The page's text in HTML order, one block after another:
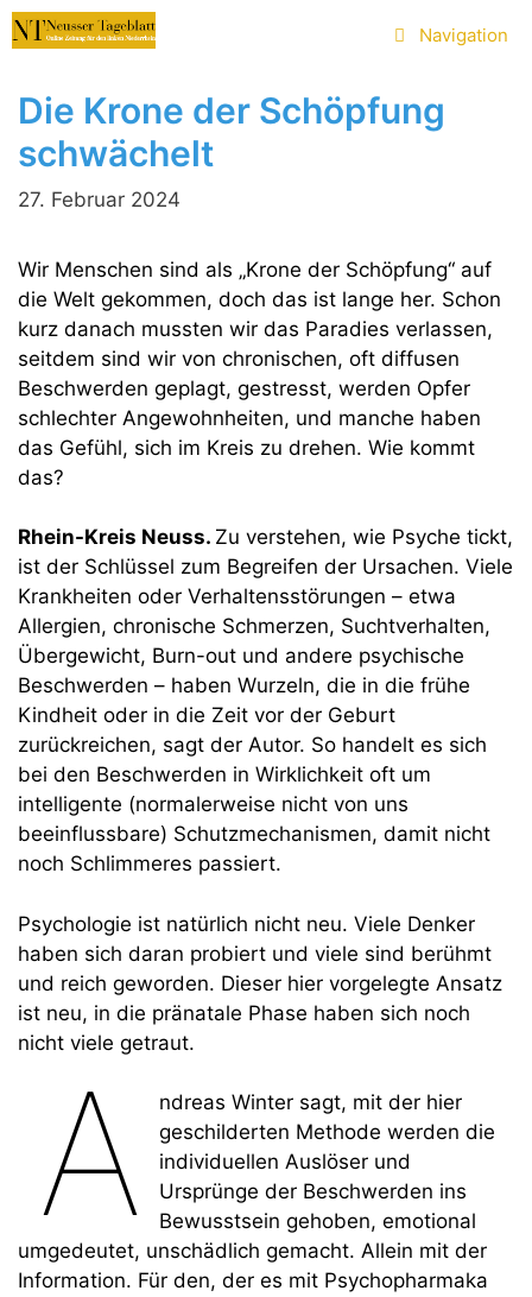
Zum
Inhalt
Navigation
Die Krone der Schöpfung
schwächelt
27. Februar 2024
Wir Menschen sind als „Krone der Schöpfung“ auf
die Welt gekommen, doch das ist lange her. Schon
kurz danach mussten wir das Paradies verlassen,
seitdem sind wir von chronischen, oft diffusen
Beschwerden geplagt, gestresst, werden Opfer
schlechter Angewohnheiten, und manche haben
das Gefühl, sich im Kreis zu drehen. Wie kommt
das?
Rhein-Kreis Neuss. Zu verstehen, wie Psyche tickt,
ist der Schlüssel zum Begreifen der Ursachen. Viele
Krankheiten oder Verhaltensstörungen – etwa
Allergien, chronische Schmerzen, Suchtverhalten,
Übergewicht, Burn-out und andere psychische
Beschwerden – haben Wurzeln, die in die frühe
Kindheit oder in die Zeit vor der Geburt
zurückreichen, sagt der Autor. So handelt es sich
bei den Beschwerden in Wirklichkeit oft um
intelligente (normalerweise nicht von uns
beeinflussbare) Schutzmechanismen, damit nicht
noch Schlimmeres passiert.
Psychologie ist natürlich nicht neu. Viele Denker
haben sich daran probiert und viele sind berühmt
und reich geworden. Dieser hier vorgelegte Ansatz
ist neu, in die pränatale Phase haben sich noch
nicht viele getraut.
A
ndreas Winter sagt, mit der hier
geschilderten Methode werden die
individuellen Auslöser und
Ursprünge der Beschwerden ins
Bewusstsein gehoben, emotional
umgedeutet, unschädlich gemacht. Allein mit der
Information. Für den, der es mit Psychopharmaka